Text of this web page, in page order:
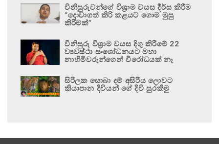
විනිසුරුවන්ගේ විශ්‍රාම වයස දීර්ඝ කිරීම
“දොවාගත් කිරි කළයට ගොම මුසු
කිරීමක්”
විනිසුරු විශ්‍රාම වයස දිගු කිරීමේ 22
ව්‍යවස්ථා සංශෝධනයට මහා
නාහිමිවරුන්ගෙන් විරෝධයක් නෑ
සිරිලක සොබා දම් අසිරිය ලොවට
කියාපාන දිවියන් ගේ දිවි සුරකිමු